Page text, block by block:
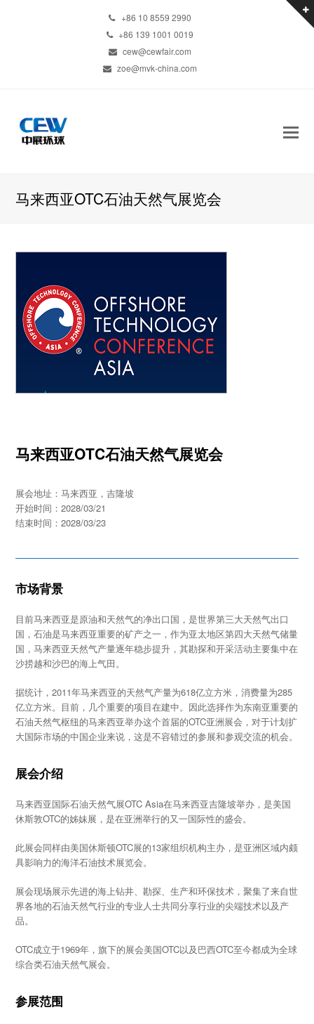
+86 10 8559 2990
+86 139 1001 0019
cew@cewfair.com
zoe@mvk-china.com
马来西亚OTC石油天然气展览会
马来西亚OTC石油天然气展览会
展会地址：马来西亚，吉隆坡
开始时间：2028/03/21
结束时间：2028/03/23
市场背景
目前马来西亚是原油和天然气的净出口国，是世界第三大天然气出口
国，石油是马来西亚重要的矿产之一，作为亚太地区第四大天然气储量
国，马来西亚天然气产量逐年稳步提升，其勘探和开采活动主要集中在
沙捞越和沙巴的海上气田。
据统计，2011年马来西亚的天然气产量为618亿立方米，消费量为285
亿立方米。目前，几个重要的项目在建中。因此选择作为东南亚重要的
石油天然气枢纽的马来西亚举办这个首届的OTC亚洲展会，对于计划扩
大国际市场的中国企业来说，这是不容错过的参展和参观交流的机会。
展会介绍
马来西亚国际石油天然气展OTC Asia在马来西亚吉隆坡举办，是美国
休斯敦OTC的姊妹展，是在亚洲举行的又一国际性的盛会。
此展会同样由美国休斯顿OTC展的13家组织机构主办，是亚洲区域内颇
具影响力的海洋石油技术展览会。
展会现场展示先进的海上钻井、勘探、生产和环保技术，聚集了来自世
界各地的石油天然气行业的专业人士共同分享行业的尖端技术以及产
品。
OTC成立于1969年，旗下的展会美国OTC以及巴西OTC至今都成为全球
综合类石油天然气展会。
参展范围